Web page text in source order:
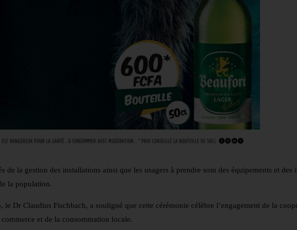
de la gestion des installations ainsi que les usagers à prendre soin des équipements et des
la population.
le Dr Claudius Fischbach, a souligné que cette cérémonie célèbre l’engagement de la
et de la consommation locale.